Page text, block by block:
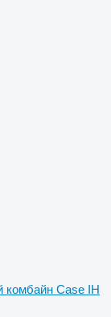
комбайн Case IH